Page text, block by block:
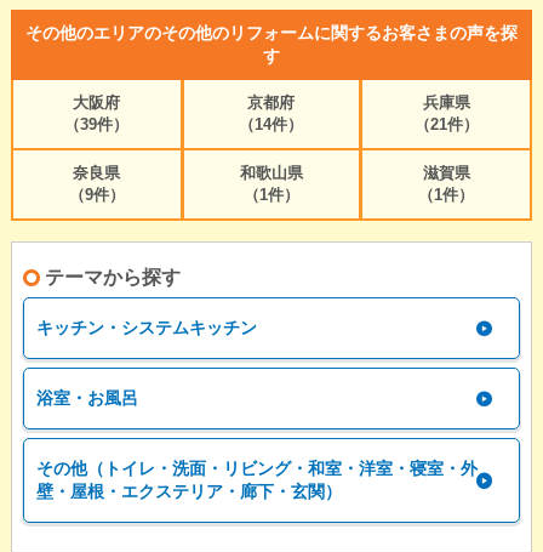
その他のエリアのその他のリフォームに関するお客さまの声を探
す
大阪府
（39件）
京都府
（14件）
兵庫県
（21件）
奈良県
（9件）
和歌山県
（1件）
滋賀県
（1件）
テーマから探す
キッチン・システムキッチン
浴室・お風呂
その他（トイレ・洗面・リビング・和室・洋室・寝室・外
壁・屋根・エクステリア・廊下・玄関）